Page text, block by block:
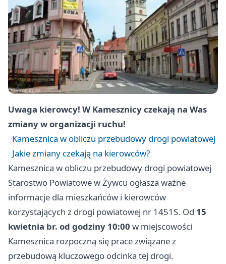
Uwaga kierowcy! W Kamesznicy czekają na Was
zmiany w organizacji ruchu!
Kamesznica w obliczu przebudowy drogi powiatowej
Jakie zmiany czekają na kierowców?
Kamesznica w obliczu przebudowy drogi powiatowej
Starostwo Powiatowe w Żywcu ogłasza ważne
informacje dla mieszkańców i kierowców
korzystających z drogi powiatowej nr 1451S. Od 15
kwietnia br. od godziny 10:00 w miejscowości
Kamesznica rozpoczną się prace związane z
przebudową kluczowego odcinka tej drogi.